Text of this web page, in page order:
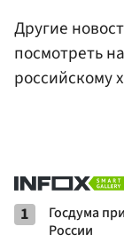
Другие
посмотреть на
российскому
1
Госдума
России